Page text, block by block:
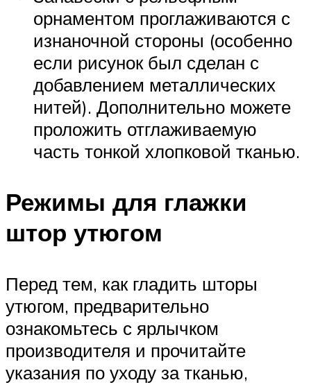
орнаментом проглаживаются с
изнаночной стороны (особенно
если рисунок был сделан с
добавлением металлических
нитей). Дополнительно можете
проложить отглаживаемую
часть тонкой хлопковой тканью.
Режимы для глажки
штор утюгом
Перед тем, как гладить шторы
утюгом, предварительно
ознакомьтесь с ярлычком
производителя и прочитайте
указания по уходу за тканью,